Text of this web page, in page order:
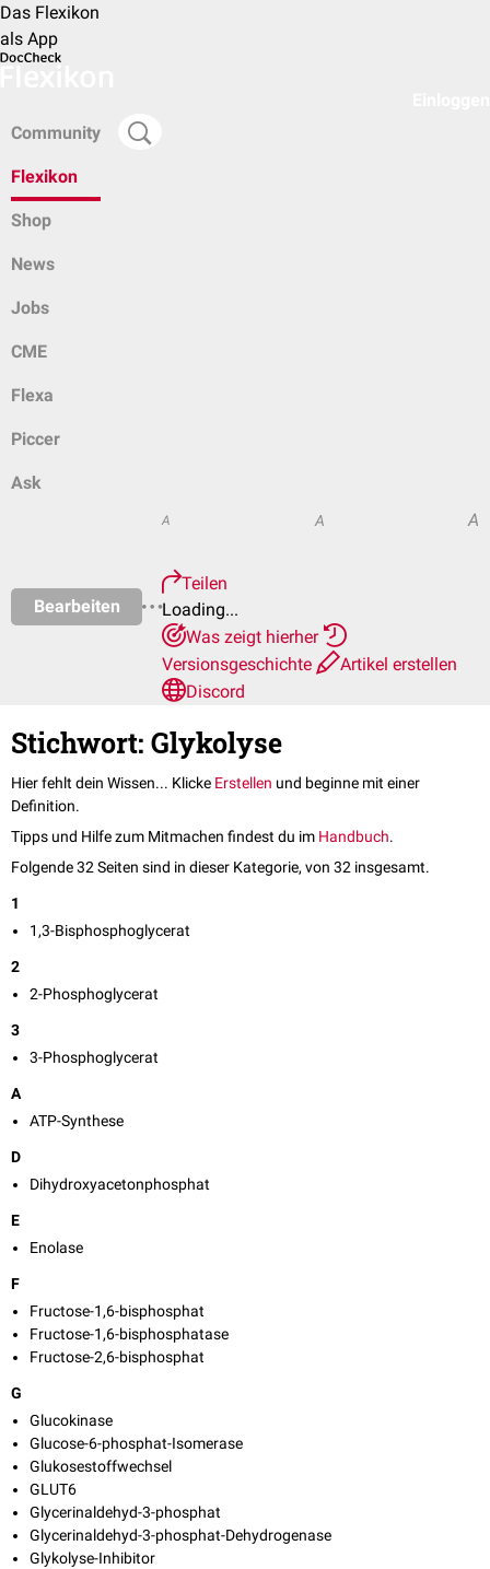
Das Flexikon
als App
Community
Flexikon
Shop
News
Jobs
CME
Flexa
Piccer
Ask
Bearbeiten
A A A
Teilen
Loading...
Was zeigt hierher
Versionsgeschichte
Artikel erstellen
Discord
Stichwort: Glykolyse
Hier fehlt dein Wissen... Klicke Erstellen und beginne mit einer
Definition.
Tipps und Hilfe zum Mitmachen findest du im Handbuch.
Folgende 32 Seiten sind in dieser Kategorie, von 32 insgesamt.
1
1,3-Bisphosphoglycerat
2
2-Phosphoglycerat
3
3-Phosphoglycerat
A
ATP-Synthese
D
Dihydroxyacetonphosphat
E
Enolase
F
Fructose-1,6-bisphosphat
Fructose-1,6-bisphosphatase
Fructose-2,6-bisphosphat
G
Glucokinase
Glucose-6-phosphat-Isomerase
Glukosestoffwechsel
GLUT6
Glycerinaldehyd-3-phosphat
Glycerinaldehyd-3-phosphat-Dehydrogenase
Glykolyse-Inhibitor